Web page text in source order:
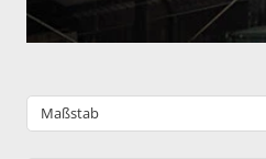
Maßstab